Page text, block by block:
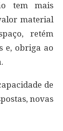
tem mais
material
retém
e, obriga ao
de
novas